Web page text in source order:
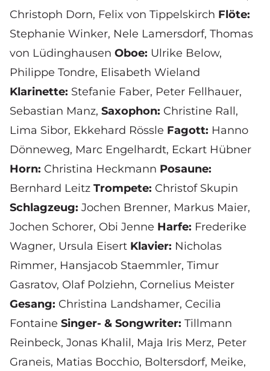
Christoph Dorn, Felix von Tippelskirch Flöte:
Stephanie Winker, Nele Lamersdorf, Thomas
von Lüdinghausen Oboe: Ulrike Below,
Philippe Tondre, Elisabeth Wieland
Klarinette: Stefanie Faber, Peter Fellhauer,
Sebastian Manz, Saxophon: Christine Rall,
Lima Sibor, Ekkehard Rössle Fagott: Hanno
Dönneweg, Marc Engelhardt, Eckart Hübner
Horn: Christina Heckmann Posaune:
Bernhard Leitz Trompete: Christof Skupin
Schlagzeug: Jochen Brenner, Markus Maier,
Jochen Schorer, Obi Jenne Harfe: Frederike
Wagner, Ursula Eisert Klavier: Nicholas
Rimmer, Hansjacob Staemmler, Timur
Gasratov, Olaf Polziehn, Cornelius Meister
Gesang: Christina Landshamer, Cecilia
Fontaine Singer- & Songwriter: Tillmann
Reinbeck, Jonas Khalil, Maja Iris Merz, Peter
Graneis, Matias Bocchio, Boltersdorf, Meike,